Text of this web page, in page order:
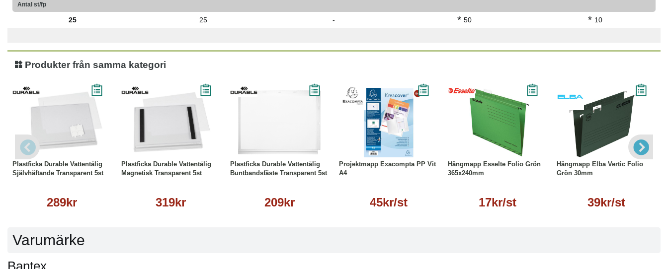
Antal st/fp
25 25 - * 50 * 10
Produkter från samma kategori
Plastficka Durable Vattentålig
Självhäftande Transparent 5st
289kr
Läs mer
Plastficka Durable Vattentålig
Magnetisk Transparent 5st
319kr
Plastficka Durable Vattentålig
Buntbandsfäste Transparent 5st
209kr
Projektmapp Exacompta PP Vit
A4
45kr/st
Läs mer
Hängmapp Esselte Folio Grön
365x240mm
17kr/st
Läs mer
Hängmapp Elba Vertic Folio
Grön 30mm
39kr/st
Läs mer
Varumärke